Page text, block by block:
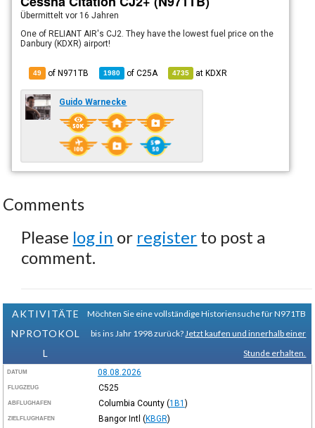
Übermitteltvor 16 Jahren
One of RELIANT AIR's CJ2. They have the lowest fuel price on the
Danbury (KDXR) airport!
49 of N971TB 1980 ofC25A 4735 atKDXR
Guido Warnecke
Comments
Please log in or register to post a
comment.
AKTIVITÄTE
NPROTOKOL
L
Möchten Sie eine vollständige Historiensuche für N971TB
bis ins Jahr 1998 zurück? Jetzt kaufen und innerhalb einer
Stunde erhalten.
DATUM 08.08.2026
FLUGZEUG C525
ABFLUGHAFEN Columbia County (1B1 )
ZIELFLUGHAFEN Bangor Intl (KBGR)